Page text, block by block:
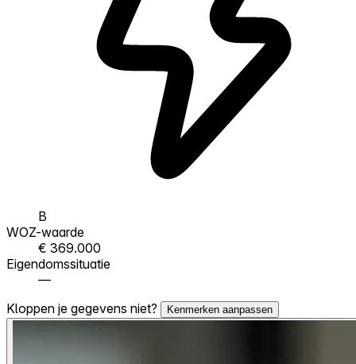
B
WOZ-waarde
€ 369.000
Eigendomssituatie
—
Kloppen je gegevens niet?
Kenmerken aanpassen